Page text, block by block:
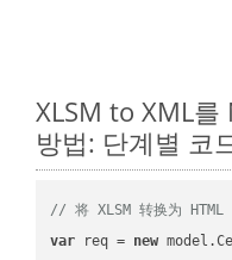
XLSM to XML
방법: 단계별 코
// 将 XLSM 转换为 HTML
var req = new